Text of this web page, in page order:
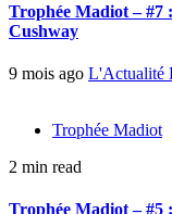
Trophée Madiot – #7
Cushway
9 mois ago L'Actualité
Trophée Madiot
2 min read
Trophée Madiot – #5